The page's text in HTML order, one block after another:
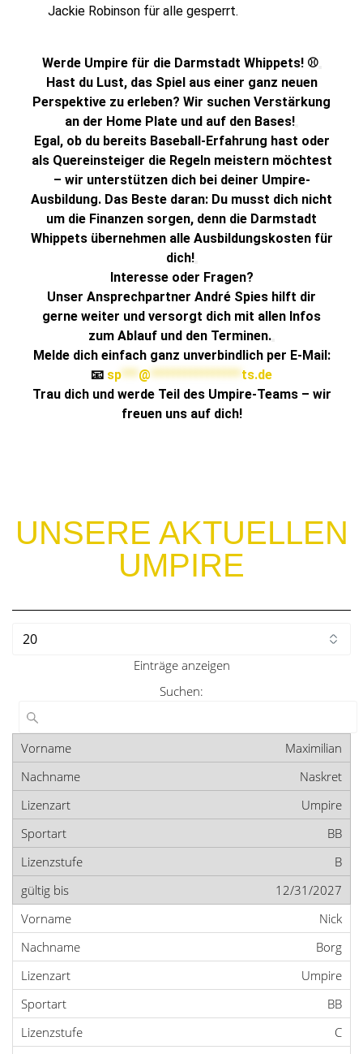
Jackie Robinson für alle gesperrt.
Werde Umpire für die Darmstadt Whippets! ⚾️
Hast du Lust, das Spiel aus einer ganz neuen
Perspektive zu erleben? Wir suchen Verstärkung
an der Home Plate und auf den Bases!
Egal, ob du bereits Baseball-Erfahrung hast oder
als Quereinsteiger die Regeln meistern möchtest
– wir unterstützen dich bei deiner Umpire-
Ausbildung. Das Beste daran: Du musst dich nicht
um die Finanzen sorgen, denn die Darmstadt
Whippets übernehmen alle Ausbildungskosten für
dich!
Interesse oder Fragen?
Unser Ansprechpartner André Spies hilft dir
gerne weiter und versorgt dich mit allen Infos
zum Ablauf und den Terminen.
Melde dich einfach ganz unverbindlich per E-Mail:
📧 sp***@****************ts.de
Trau dich und werde Teil des Umpire-Teams – wir
freuen uns auf dich!
UNSERE AKTUELLEN
UMPIRE
Einträge anzeigen
Suchen:
Maximilian
Naskret
Umpire
BB
B
12/31/2027
Nick
Borg
Umpire
BB
C